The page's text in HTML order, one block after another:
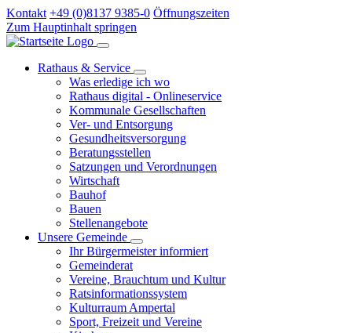
Kontakt +49 (0)8137 9385-0 Öffnungszeiten
Zum Hauptinhalt springen
Rathaus & Service
Was erledige ich wo
Rathaus digital - Onlineservice
Kommunale Gesellschaften
Ver- und Entsorgung
Gesundheitsversorgung
Beratungsstellen
Satzungen und Verordnungen
Wirtschaft
Bauhof
Bauen
Stellenangebote
Unsere Gemeinde
Ihr Bürgermeister informiert
Gemeinderat
Vereine, Brauchtum und Kultur
Ratsinformationssystem
Kulturraum Ampertal
Sport, Freizeit und Vereine